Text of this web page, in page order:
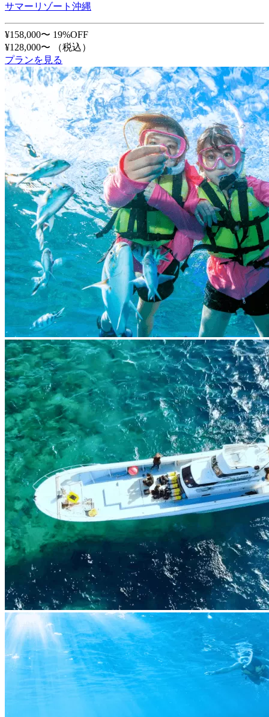
サマーリゾート沖縄
¥158,000〜 19%OFF
¥128,000〜
（税込）
プランを見る